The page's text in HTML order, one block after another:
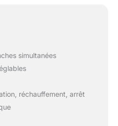
simultanées
réchauffement, arrêt